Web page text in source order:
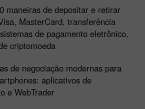
maneiras de depositar e retirar
MasterCard, transferência
de pagamento eletrônico,
criptomoeda
de negociação modernas para
aplicativos de
e WebTrader